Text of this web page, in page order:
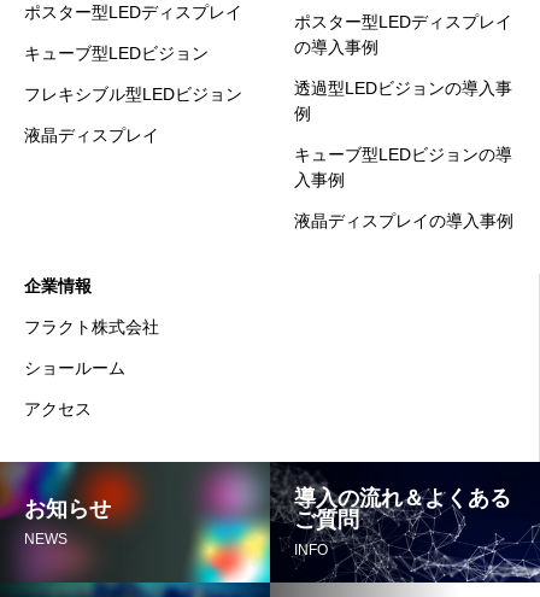
ポスター型LEDディスプレイ
キューブ型LEDビジョン
フレキシブル型LEDビジョン
液晶ディスプレイ
ポスター型LEDディスプレイ
の導入事例
透過型LEDビジョンの導入事
例
キューブ型LEDビジョンの導
入事例
液晶ディスプレイの導入事例
企業情報
フラクト株式会社
ショールーム
アクセス
お知らせ
NEWS
導入の流れ＆よくある
ご質問
INFO